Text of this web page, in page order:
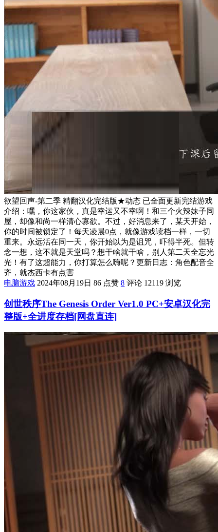
欲望回声-第二季 精翻汉化完结版★动态 已全面更新完结游戏
介绍：嘿，你这家伙，真是幸运又不幸啊！和三个火辣妹子同
屋，却像和尚一样清心寡欲。不过，好消息来了，某天开始，
你的时间被锁定了！每天凌晨0点，就像游戏读档一样，一切
重来。永远活在同一天，你开始以为是诅咒，吓得半死。但转
念一想，这不就是天堂吗？想干啥就干啥，别人第二天全忘光
光！有了这超能力，你打算怎么嗨呢？更新日志：角色配音全
齐，就杰西卡有点害
电脑游戏 2024年08月19日 86 点赞 8 评论 12119 浏览
创世秩序The Genesis Order Ver1.0 PC+安卓汉化完
整版+全进度存档[网盘直连]